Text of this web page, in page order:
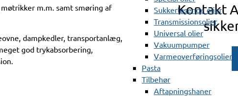
Sukkerløsende olier
Transmissionsolier
Universal olier
Vakuumpumper
Varmeoverføringsolier
Pasta
Tilbehør
Aftapningshaner
m.m. samt smøring af
dampkedler, transportanlæg,
god trykabsorbering,
Kontakt